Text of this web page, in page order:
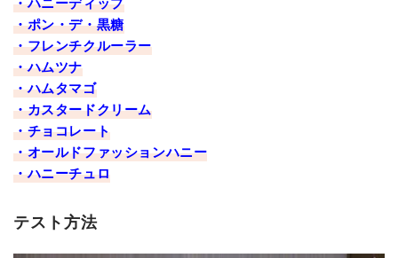
・ポン・デ・黒糖
・フレンチクルーラー
・ハムツナ
・ハムタマゴ
・カスタードクリーム
・チョコレート
・オールドファッションハニー
・ハニーチュロ
テスト方法